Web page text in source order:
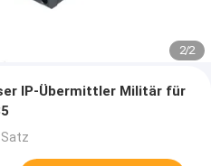
2/2
IP-Übermittler Militär für
Satz